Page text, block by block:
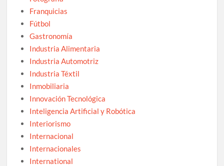
Franquicias
Fútbol
Gastronomía
Industria Alimentaria
Industria Automotriz
Industria Téxtil
Inmobiliaria
Innovación Tecnológica
Inteligencia Artificial y Robótica
Interiorismo
Internacional
Internacionales
International